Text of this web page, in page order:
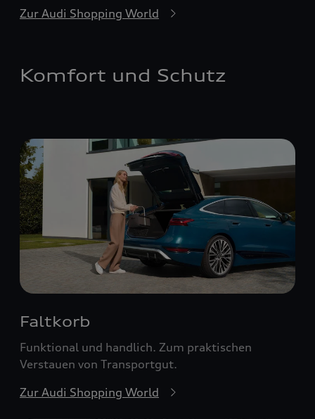
Zur Audi Shopping World
Komfort und Schutz
Faltkorb
Funktional und handlich. Zum praktischen
Verstauen von Transportgut.
Zur Audi Shopping World